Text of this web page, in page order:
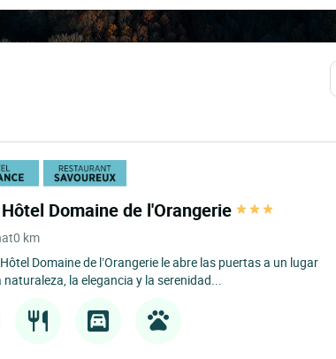
Domaine de l'Orangerie
0 km
Domaine de l’Orangerie le abre las puertas a un lugar
naturaleza, la elegancia y la serenidad...